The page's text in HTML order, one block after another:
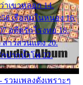
าเขาหลอก 14.
เรือล่มในหนอง 16.
อดีตรักโรงทอ 18.
สาวสวนแตง 20.
กปากน้ำโพ 22.
มเพลงดังเพราะๆ